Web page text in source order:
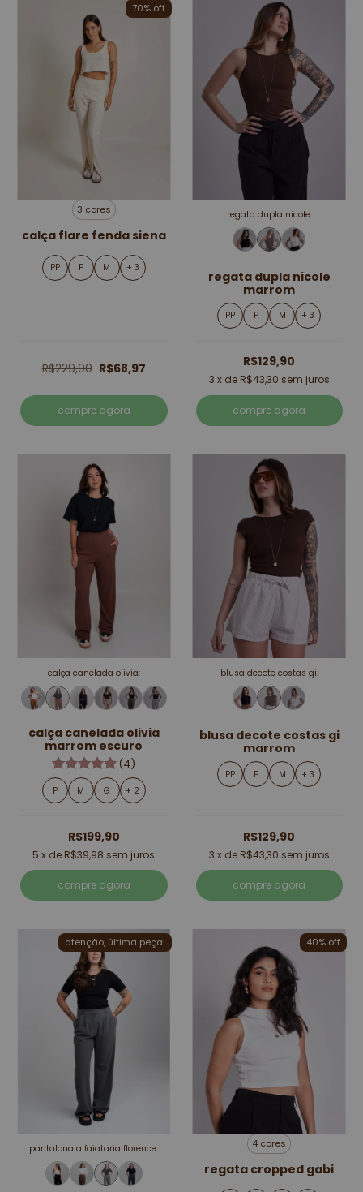
70% off
3 cores
calça flare fenda siena
PP P M + 3
R$229,90 R$68,97
compre agora
regata dupla nicole:
regata dupla nicole
marrom
PP P M + 3
R$129,90
3 x de R$43,30 sem juros
compre agora
calça canelada olivia:
calça canelada olivia
marrom escuro
(4)
P M G + 2
R$199,90
5 x de R$39,98 sem juros
compre agora
blusa decote costas gi:
blusa decote costas gi
marrom
PP P M + 3
R$129,90
3 x de R$43,30 sem juros
compre agora
atenção, última peça!
pantalona alfaiataria florence:
40% off
4 cores
regata cropped gabi